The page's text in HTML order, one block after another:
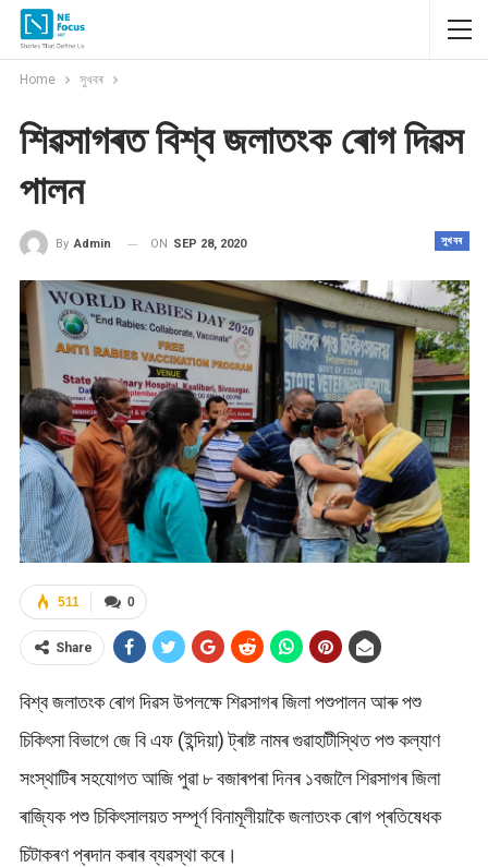
Home সুখবৰ
শিৱসাগৰত বিশ্ব জলাতংক ৰোগ দিৱস
পালন
সুখবৰ
By Admin ON SEP 28, 2020
0
511
Share
বিশ্ব জলাতংক ৰোগ দিৱস উপলক্ষে শিৱসাগৰ জিলা পশুপালন আৰু পশু
চিকিৎসা বিভাগে জে বি এফ (ইন্দিয়া) ট্ৰাষ্ট নামৰ গুৱাহাটীস্থিত পশু কল্যাণ
সংস্থাটিৰ সহযোগত আজি পুৱা ৮ বজাৰপৰা দিনৰ ১বজালৈ শিৱসাগৰ জিলা
ৰাজ্যিক পশু চিকিৎসালয়ত সম্পূৰ্ণ বিনামূলীয়াকৈ জলাতংক ৰোগ প্ৰতিষেধক
চিটাকৰণ প্ৰদান কৰাৰ ব্যৱস্থা কৰে।